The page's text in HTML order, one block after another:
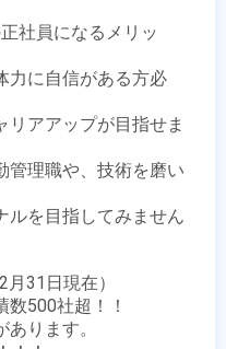
社員になるメリッ
力に自信がある方必
リアアップが目指せま
管理職や、技術を磨い
ルを目指してみません
31日現在）
500社超！！
ります。